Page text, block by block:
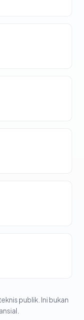
publik. Ini bukan